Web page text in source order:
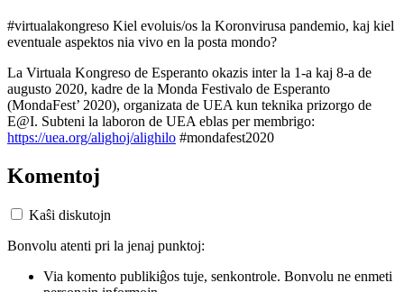
#virtualakongreso Kiel evoluis/os la Koronvirusa pandemio, kaj kiel
eventuale aspektos nia vivo en la posta mondo?
La Virtuala Kongreso de Esperanto okazis inter la 1-a kaj 8-a de
augusto 2020, kadre de la Monda Festivalo de Esperanto
(MondaFest’ 2020), organizata de UEA kun teknika prizorgo de
E@I. Subteni la laboron de UEA eblas per membrigo:
https://uea.org/alighoj/alighilo #mondafest2020
Komentoj
Kaŝi diskutojn
Bonvolu atenti pri la jenaj punktoj:
Via komento publikiĝos tuje, senkontrole. Bonvolu ne enmeti